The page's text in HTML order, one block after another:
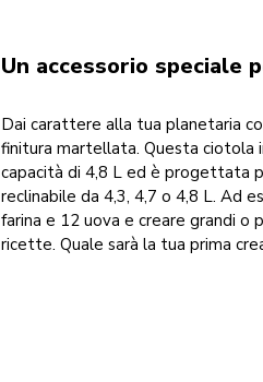
Un accessorio speciale
Dai carattere alla tua planetaria
finitura martellata. Questa ciotola
capacità di 4,8 L ed è progettata
reclinabile da 4,3, 4,7 o 4,8 L. Ad
farina e 12 uova e creare grandi
ricette. Quale sarà la tua prima